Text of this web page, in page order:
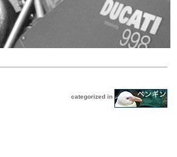
categorized in